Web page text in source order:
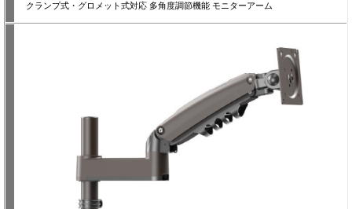
クランプ式・グロメット式対応 多角度調節機能 モニターアーム